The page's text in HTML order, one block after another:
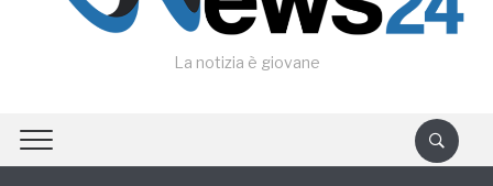
La notizia è giovane